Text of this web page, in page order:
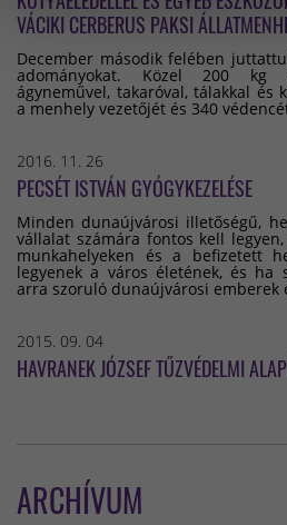
VÁCIKI CERBERUS PAKSI
December második felében
adományokat. Közel 200 kg
ágyneművel, takaróval, tálakkal és
a menhely vezetőjét és 340
2016. 11. 26
PECSÉT ISTVÁN GYÓGYKEZELÉSE
Minden dunaújvárosi illetőségű,
vállalat számára fontos kell
munkahelyeken és a befizetett
legyenek a város életének, és ha
arra szoruló dunaújvárosi emberek
2015. 09. 04
HAVRANEK JÓZSEF TŰZVÉDELMI
ARCHÍVUM